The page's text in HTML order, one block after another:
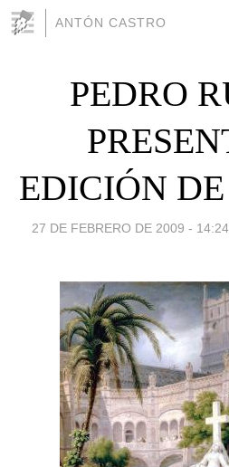
ANTÓN CASTRO
PEDRO
EDICIÓN
27 DE FEBRERO DE 2009 - 14:24